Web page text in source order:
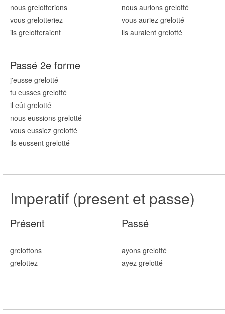
nous grelotterions
vous grelotteriez
ils grelotteraient
nous aurions grelotté
vous auriez grelotté
ils auraient grelotté
Passé 2e forme
j'eusse grelotté
tu eusses grelotté
il eût grelotté
nous eussions grelotté
vous eussiez grelotté
ils eussent grelotté
Imperatif (present et passe)
Présent
-
grelottons
grelottez
Passé
-
ayons grelotté
ayez grelotté